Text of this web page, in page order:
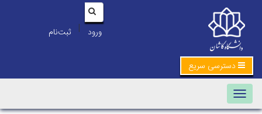
ورود | ثبت‌نام
دسترسی سریع
Toggle navigation